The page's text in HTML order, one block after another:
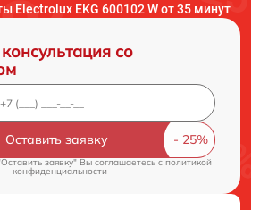
Electrolux EKG 600102 W от 35 минут
со
Оставить заявку
заявку" Вы соглашаетесь c политикой
конфиденциальности